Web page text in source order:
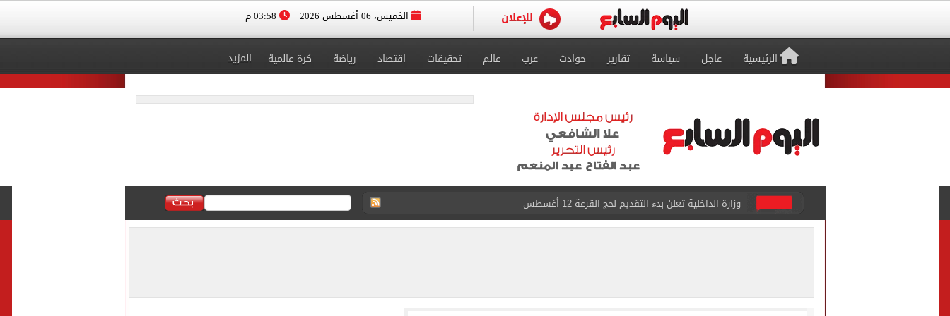
الخميس، 06 أغسطس 2026
الرئيسية عاجل سياسة تقارير حوادث عرب عالم تحقيقات اقتصاد رياضة كرة عالمية المزيد
وزارة الداخلية تعلن بدء التقديم لحج القرعة 12 أغسطس
محافظ القاهرة يخفض الحد الأدنى للقبول بمدارس الثانوي العام لـ220 درجة
محافظ القاهرة يخفض درجات القبول بمدارس التعليم الفني